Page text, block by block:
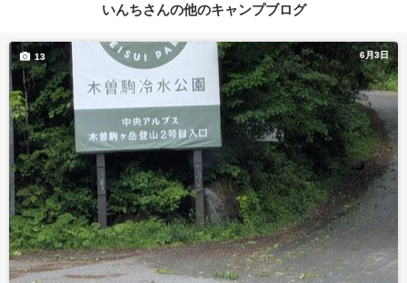
いんちさんの他のキャンプブログ
6月3日
13